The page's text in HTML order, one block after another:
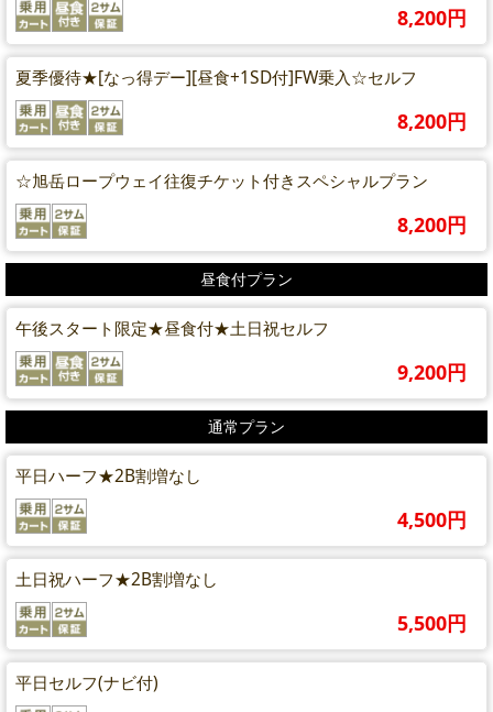
8,200円
夏季優待★[なっ得デー][昼食+1SD付]FW乗入☆セルフ
8,200円
☆旭岳ロープウェイ往復チケット付きスペシャルプラン
8,200円
昼食付プラン
午後スタート限定★昼食付★土日祝セルフ
9,200円
通常プラン
平日ハーフ★2B割増なし
4,500円
土日祝ハーフ★2B割増なし
5,500円
平日セルフ(ナビ付)